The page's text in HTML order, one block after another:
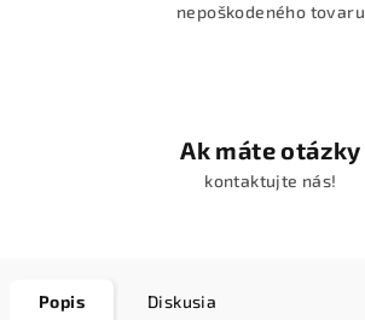
nepoškodeného tovaru
Ak máte otázky
kontaktujte nás!
Popis Diskusia